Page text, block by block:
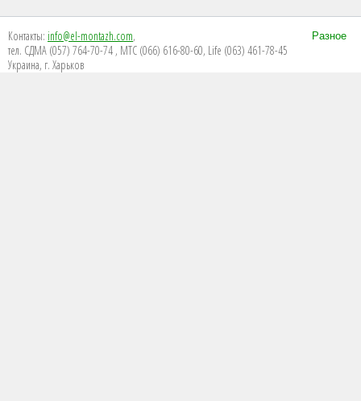
Контакты: info@el-montazh.com,
тел. СДМА (057) 764-70-74 , МТС (066) 616-80-60, Life (063) 461-78-45
Украина, г. Харьков
Разное